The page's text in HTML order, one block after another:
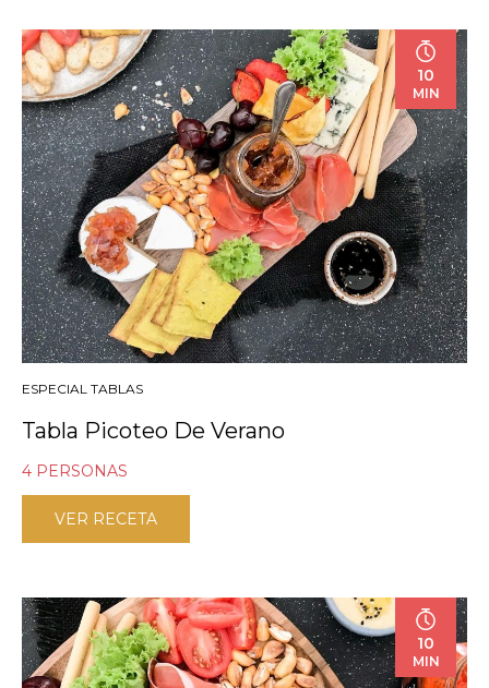
10
MIN
ESPECIAL TABLAS
Tabla Picoteo De Verano
4 PERSONAS
VER RECETA
10
MIN